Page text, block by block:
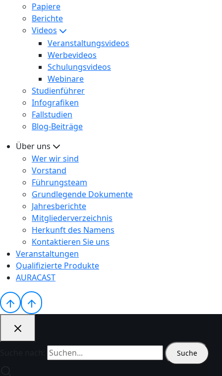
Papiere
Berichte
Videos
Veranstaltungsvideos
Werbevideos
Schulungsvideos
Webinare
Studienführer
Infografiken
Fallstudien
Blog-Beiträge
Über uns
Wer wir sind
Vorstand
Führungsteam
Grundlegende Dokumente
Jahresberichte
Mitgliederverzeichnis
Herkunft des Namens
Kontaktieren Sie uns
Veranstaltungen
Qualifizierte Produkte
AURACAST